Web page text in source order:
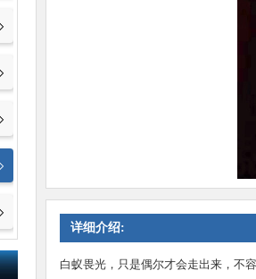
详细介绍:
白蚁畏光，只是偶尔才会走出来，不